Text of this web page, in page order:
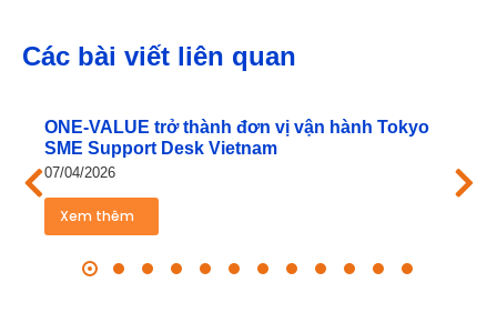
Các bài viết liên quan
ONE‑VALUE trở thành đơn vị vận hành Tokyo
SME Support Desk Vietnam
07/04/2026
Xem thêm